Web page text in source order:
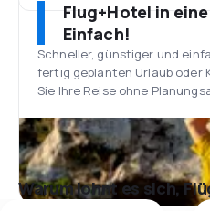
Flug+Hotel in
Einfach!
Schneller, günstiger und
fertig geplanten Urlaub oder
Sie Ihre Reise ohne
Warum lohnt es sich,